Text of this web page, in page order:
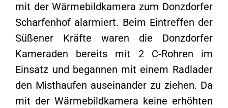
mit der Wärmebildkamera zum Donzdorfer
Scharfenhof alarmiert. Beim Eintreffen der
Süßener Kräfte waren die Donzdorfer
Kameraden bereits mit 2 C-Rohren im
Einsatz und begannen mit einem Radlader
den Misthaufen auseinander zu ziehen. Da
mit der Wärmebildkamera keine erhöhten